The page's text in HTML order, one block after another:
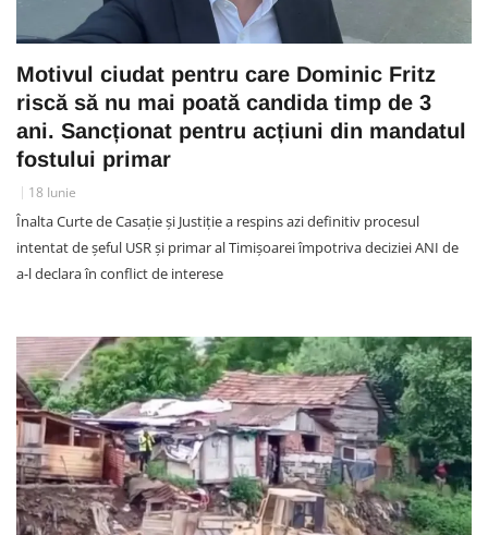
Motivul ciudat pentru care Dominic Fritz
riscă să nu mai poată candida timp de 3
ani. Sancționat pentru acțiuni din mandatul
fostului primar
18 Iunie
Înalta Curte de Casație și Justiție a respins azi definitiv procesul
intentat de șeful USR și primar al Timișoarei împotriva deciziei ANI de
a-l declara în conflict de interese